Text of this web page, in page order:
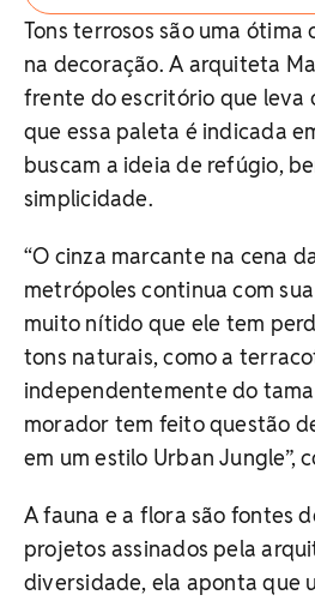
Tons terrosos são uma
na decoração. A arquiteta
frente do escritório que leva
que essa paleta é indicada
buscam a ideia de refúgio,
simplicidade.
“O cinza marcante na cena
metrópoles continua com
muito nítido que ele tem
tons naturais, como a
independentemente do
morador tem feito questão
em um estilo Urban Jungle”,
A fauna e a flora são fontes
projetos assinados pela
diversidade, ela aponta que